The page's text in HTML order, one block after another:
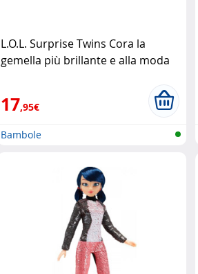
L.O.L. Surprise Twins Cora la
gemella più brillante e alla moda
17,95€
Bambole